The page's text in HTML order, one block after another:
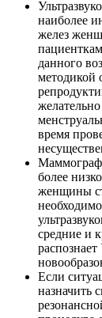
наиболее
желез
данного
методикой
время
более
женщины
средние и
Если
назначить